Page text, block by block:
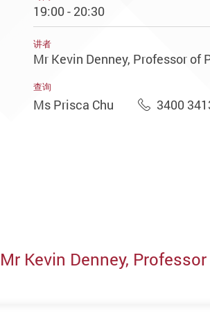
19:00 - 20:30
讲者
Mr Kevin Denney, Professor of
查询
Ms Prisca Chu 3400
Mr Kevin Denney,